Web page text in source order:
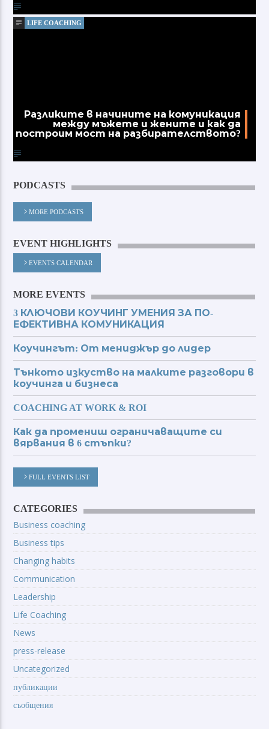
LIFE COACHING
Разликите в начините на комуникация
между мъжете и жените и как да
построим мост на разбирателството?
PODCASTS
MORE PODCASTS
EVENT HIGHLIGHTS
EVENTS CALENDAR
MORE EVENTS
3 КЛЮЧОВИ КОУЧИНГ УМЕНИЯ ЗА ПО-
ЕФЕКТИВНА КОМУНИКАЦИЯ
Коучингът: От мениджър до лидер
Тънкото изкуство на малките разговори в
коучинга и бизнеса
COACHING AT WORK & ROI
Как да промениш ограничаващите си
вярвания в 6 стъпки?
FULL EVENTS LIST
CATEGORIES
Business coaching
Business tips
Changing habits
Communication
Leadership
Life Coaching
News
press-release
Uncategorized
публикации
съобщения